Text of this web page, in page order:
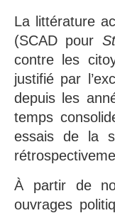
La littérature
(SCAD pour
contre les
justifié par
depuis les
temps
essais de la
À partir de
ouvrages